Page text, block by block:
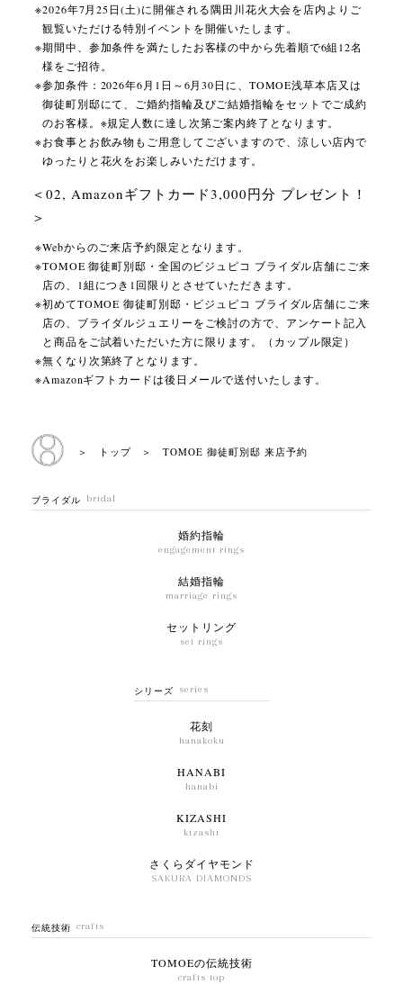
2026年7月25日(土)に開催される隅田川花火大会を店内よりご
観覧いただける特別イベントを開催いたします。
期間中、参加条件を満たしたお客様の中から先着順で6組12名
様をご招待。
参加条件：2026年6月1日～6月30日に、TOMOE浅草本店又は
御徒町別邸にて、ご婚約指輪及びご結婚指輪をセットでご成約
のお客様。※規定人数に達し次第ご案内終了となります。
お食事とお飲み物もご用意してございますので、涼しい店内で
ゆったりと花火をお楽しみいただけます。
＜02, Amazonギフトカード3,000円分 プレゼント！
＞
Webからのご来店予約限定となります。
TOMOE 御徒町別邸・全国のビジュピコ ブライダル店舗にご来
店の、1組につき1回限りとさせていただきます。
初めてTOMOE 御徒町別邸・ビジュピコ ブライダル店舗にご来
店の、ブライダルジュエリーをご検討の方で、アンケート記入
と商品をご試着いただいた方に限ります。（カップル限定）
無くなり次第終了となります。
Amazonギフトカードは後日メールで送付いたします。
＞ トップ ＞ TOMOE 御徒町別邸 来店予約
ブライダル bridal
婚約指輪
engagement rings
結婚指輪
marriage rings
セットリング
set rings
シリーズ series
花刻
hanakoku
HANABI
hanabi
KIZASHI
kizashi
さくらダイヤモンド
SAKURA DIAMONDS
伝統技術 crafts
TOMOEの伝統技術
crafts top